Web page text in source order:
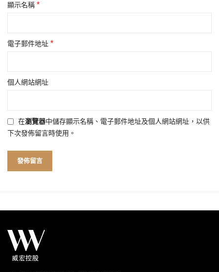
顯示名稱 *
電子郵件地址 *
個人網站網址
在瀏覽器中儲存顯示名稱、電子郵件地址及個人網站網址，以供
下次發佈留言時使用。